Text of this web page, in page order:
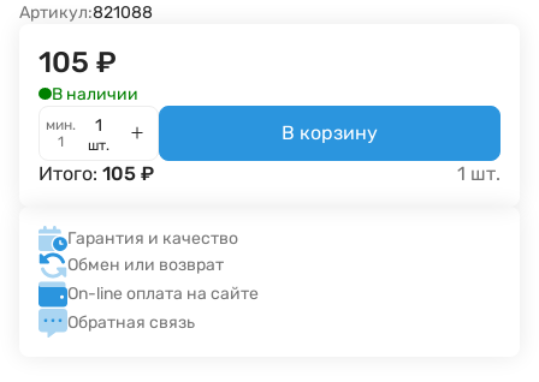
Артикул:821088
105 ₽
В наличии
мин.
1
шт.
В корзину
Итого: 105 ₽ 1 шт.
Гарантия и качество
Обмен или возврат
On-line оплата на сайте
Обратная связь